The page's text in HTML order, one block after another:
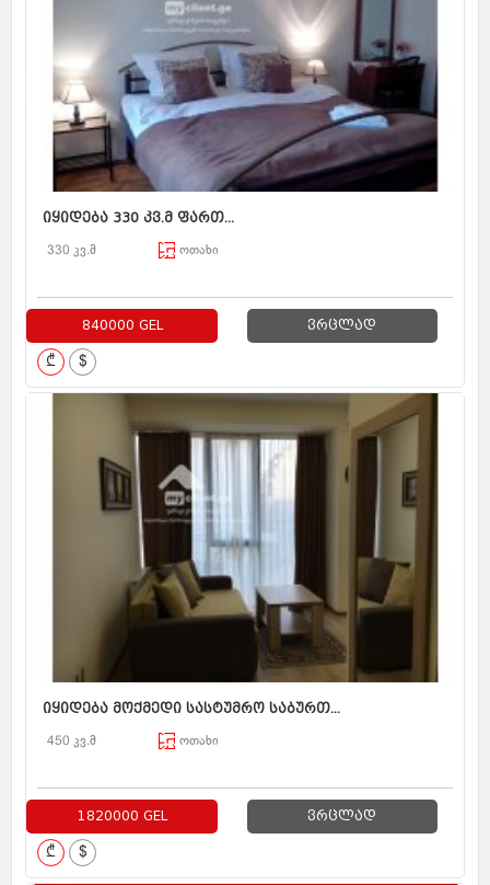
იყიდება 330 კვ.მ ფართ...
330 კვ.მ ოთახი
840000 GEL ვრცლად
₾ $
იყიდება მოქმედი სასტუმრო საბურთ...
450 კვ.მ ოთახი
1820000 GEL ვრცლად
₾ $